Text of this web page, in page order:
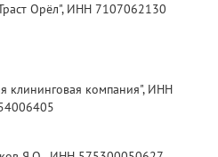
Орёл", ИНН 7107062130
клининговая компания", ИНН